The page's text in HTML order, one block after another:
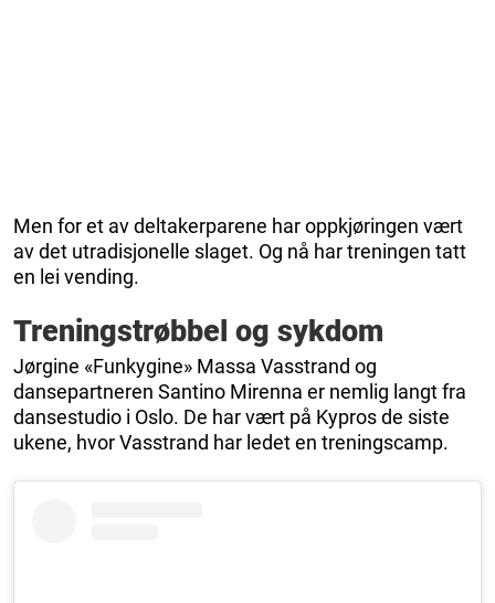
Men for et av deltakerparene har oppkjøringen vært
av det utradisjonelle slaget. Og nå har treningen tatt
en lei vending.
Treningstrøbbel og sykdom
Jørgine «Funkygine» Massa Vasstrand og
dansepartneren Santino Mirenna er nemlig langt fra
dansestudio i Oslo. De har vært på Kypros de siste
ukene, hvor Vasstrand har ledet en treningscamp.